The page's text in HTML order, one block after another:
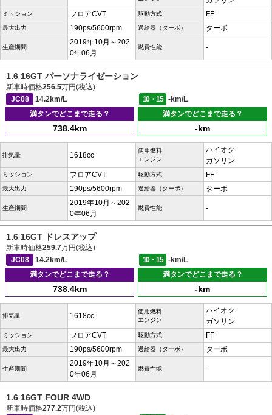
ミッション フロアCVT 駆動方式 FF
最大出力 190ps/5600rpm 過給器（ターボ） ターボ
生産期間
2019年10月～202
0年06月
燃費性能 -
1.6 16GT パーソナライゼーション
新車時価格256.5万円(税込)
JC08
14.2km/L 10・15
-km/L
満タンでどこまで走る？
738.4km
満タンでどこまで走る？
-km
排気量 1618cc
使用燃料
エンジン
ハイオク
ガソリン
ミッション フロアCVT 駆動方式 FF
最大出力 190ps/5600rpm 過給器（ターボ） ターボ
生産期間
2019年10月～202
0年06月
燃費性能 -
1.6 16GT ドレスアップ
新車時価格259.7万円(税込)
JC08
14.2km/L 10・15
-km/L
満タンでどこまで走る？
738.4km
満タンでどこまで走る？
-km
排気量 1618cc
使用燃料
エンジン
ハイオク
ガソリン
ミッション フロアCVT 駆動方式 FF
最大出力 190ps/5600rpm 過給器（ターボ） ターボ
生産期間
2019年10月～202
0年06月
燃費性能 -
1.6 16GT FOUR 4WD
新車時価格277.2万円(税込)